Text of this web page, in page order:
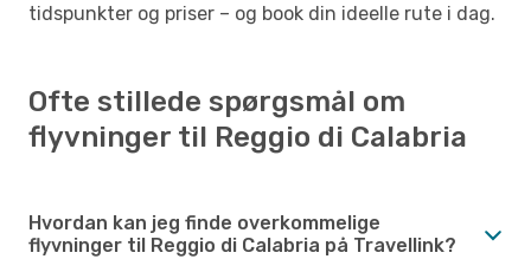
tidspunkter og priser – og book din ideelle rute i dag.
Ofte stillede spørgsmål om
flyvninger til Reggio di Calabria
Hvordan kan jeg finde overkommelige
flyvninger til Reggio di Calabria på Travellink?